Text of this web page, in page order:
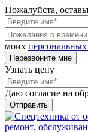
Пожалуйста,
моих
Перезвоните мне
Узнать цену
Даю согласие на
Отправить